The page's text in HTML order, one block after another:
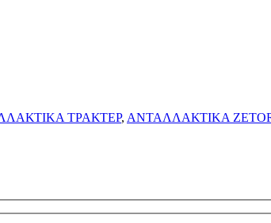
ΤΡΑΚΤΕΡ, ΑΝΤΑΛΛΑΚΤΙΚΑ